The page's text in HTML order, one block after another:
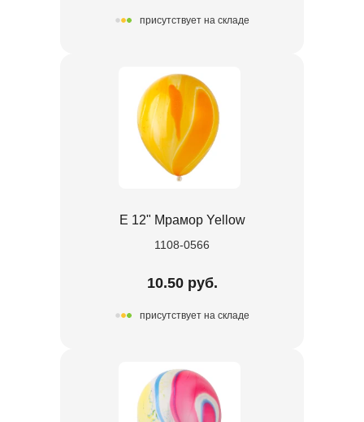
присутствует на складе
Е 12" Мрамор Yellow
1108-0566
10.50 руб.
присутствует на складе